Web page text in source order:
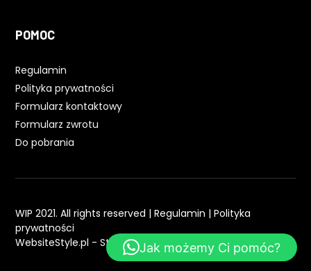
POMOC
Regulamin
Polityka prywatności
Formularz kontaktowy
Formularz zwrotu
Do pobrania
WIP 2021. All rights reserved |Regulamin |Polityka
prywatności
WebsiteStyle.pl - Strony WWWJak możemy Ci pomóc?